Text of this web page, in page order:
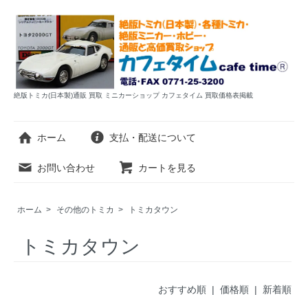
絶版トミカ(日本製)通販 買取 ミニカーショップ カフェタイム 買取価格表掲載
ホーム 支払・配送について
お問い合わせ カートを見る
ホーム > その他のトミカ > トミカタウン
トミカタウン
おすすめ順 | 価格順| 新着順